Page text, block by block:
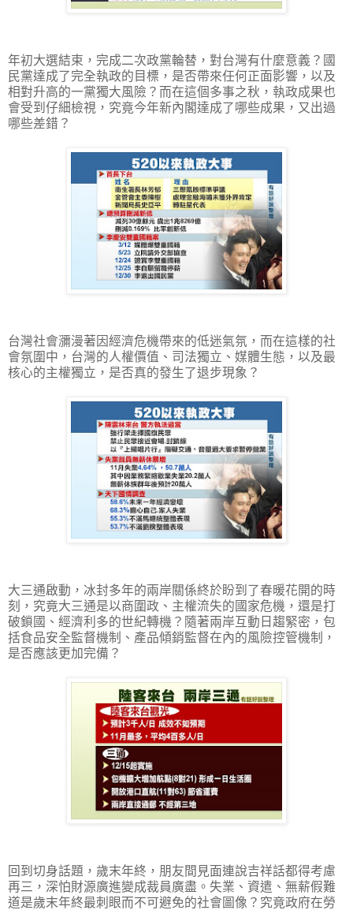
年初大選結束，完成二次政黨輪替，對台灣有什麼意義？國
民黨達成了完全執政的目標，是否帶來任何正面影響，以及
相對升高的一黨獨大風險？而在這個多事之秋，執政成果也
會受到仔細檢視，究竟今年新內閣達成了哪些成果，又出過
哪些差錯？
台灣社會瀰漫著因經濟危機帶來的低迷氣氛，而在這樣的社
會氛圍中，台灣的人權價值、司法獨立、媒體生態，以及最
核心的主權獨立，是否真的發生了退步現象？
大三通啟動，冰封多年的兩岸關係終於盼到了春暖花開的時
刻，究竟大三通是以商圍政、主權流失的國家危機，還是打
破鎖國、經濟利多的世紀轉機？隨著兩岸互動日趨緊密，包
括食品安全監督機制、產品傾銷監督在內的風險控管機制，
是否應該更加完備？
回到切身話題，歲末年終，朋友間見面連說吉祥話都得考慮
再三，深怕財源廣進變成裁員廣盡。失業、資遣、無薪假難
道是歲末年終最刺眼而不可避免的社會圖像？究竟政府在勞